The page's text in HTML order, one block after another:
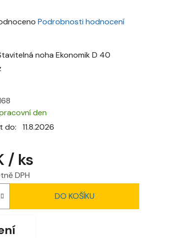
Podrobnosti hodnocení
noha Ekonomik D 40
den
do:
11.8.2026
/ ks
DPH
DO KOŠÍKU